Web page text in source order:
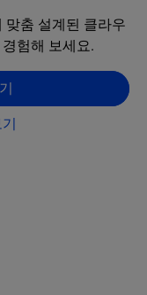
맞춤 설계된 클라우
험해 보세요.